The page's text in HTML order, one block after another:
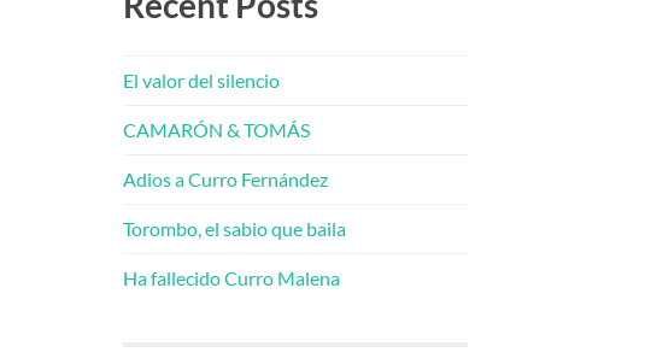
El valor del silencio
CAMARÓN & TOMÁS
Adios a Curro Fernández
Torombo, el sabio que baila
Ha fallecido Curro Malena